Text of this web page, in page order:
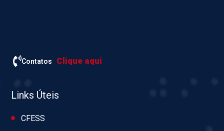
Contatos Clique aqui
Links Úteis
CFESS